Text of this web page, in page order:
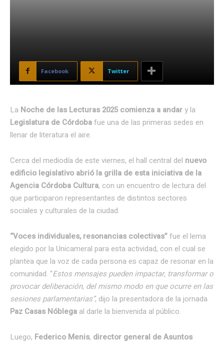
Facebook Twitter
La Noche de las Lecturas 2025 comienza a andary la
Legislatura de Córdobafue una de las primeras sedes en
llenar de literatura el aire.
Cerca del mediodía de este viernes, el hall central del nuevo
edificio legislativo abrió la grilla de esta iniciativa de la
Agencia Córdoba Cultura, con un encuentro de lectura del
que participaron representantes de distintos sectores
sociales y culturales de la ciudad.
“Voces individuales, resonancias colectivas”fue el lema
elegido por la Unicameral para esta actividad, con el cual se
plantea que la voz de cada persona es capaz de resonar en la
comunidad. “Estos mensajes pueden impactar, transformar o
provocar deliberación, del mismo modo en que ocurre en las
sesiones parlamentarias”, dijo la presentadora de la jornada
Paz Casas Nóblega al darle la bienvenida al público.
Luego, Federico Menis, director general de Asuntos